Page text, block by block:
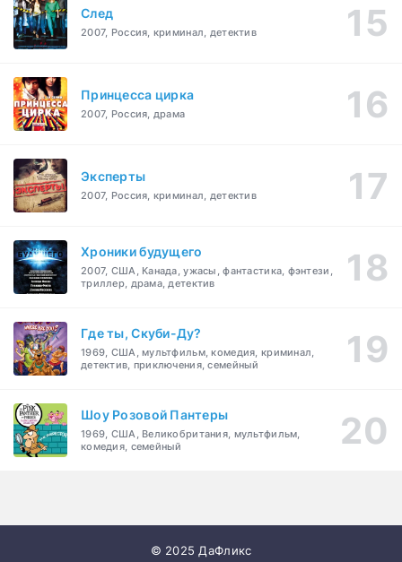
След
2007, Россия, криминал, детектив
Принцесса цирка
2007, Россия, драма
Эксперты
2007, Россия, криминал, детектив
Хроники будущего
2007, США, Канада, ужасы, фантастика, фэнтези,
триллер, драма, детектив
Где ты, Скуби-Ду?
1969, США, мультфильм, комедия, криминал,
детектив, приключения, семейный
Шоу Розовой Пантеры
1969, США, Великобритания, мультфильм,
комедия, семейный
© 2025 ДаФликс